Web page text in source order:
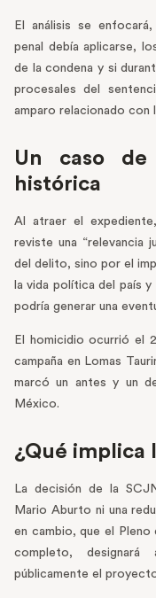
El análisis se
penal debía aplicarse,
de la condena y si
procesales del
amparo relacionado con
Un caso
histórica
Al atraer el
reviste una “relevancia
del delito, sino por el
la vida política del país
podría generar una
El homicidio ocurrió el
campaña en Lomas
marcó un antes y un
México.
¿Qué implica
La decisión de la
Mario Aburto ni una
en cambio, que el Pleno
completo,
públicamente el